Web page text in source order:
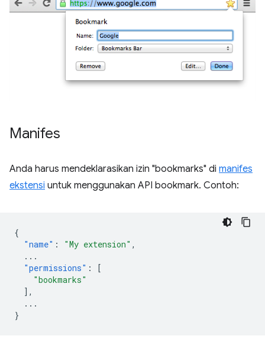
Manifes
Anda harus mendeklarasikan izin "bookmarks" di manifes
ekstensi untuk menggunakan API bookmark. Contoh:
{
"name" : "My extension" ,
...
"permissions" :
[
"bookmarks"
],
...
}